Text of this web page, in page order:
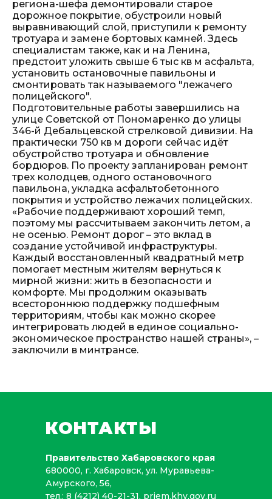
региона-шефа демонтировали старое
дорожное покрытие, обустроили новый
выравнивающий слой, приступили к ремонту
тротуара и замене бортовых камней. Здесь
специалистам также, как и на Ленина,
предстоит уложить свыше 6 тыс кв м асфальта,
установить остановочные павильоны и
смонтировать так называемого "лежачего
полицейского".
Подготовительные работы завершились на
улице Советской от Пономаренко до улицы
346-й Дебальцевской стрелковой дивизии. На
практически 750 кв м дороги сейчас идёт
обустройство тротуара и обновление
бордюров. По проекту запланирован ремонт
трех колодцев, одного остановочного
павильона, укладка асфальтобетонного
покрытия и устройство лежачих полицейских.
«Рабочие поддерживают хороший темп,
поэтому мы рассчитываем закончить летом, а
не осенью. Ремонт дорог – это вклад в
создание устойчивой инфраструктуры.
Каждый восстановленный квадратный метр
помогает местным жителям вернуться к
мирной жизни: жить в безопасности и
комфорте. Мы продолжим оказывать
всестороннюю поддержку подшефным
территориям, чтобы как можно скорее
интегрировать людей в единое социально-
экономическое пространство нашей страны», –
заключили в минтрансе.
КОНТАКТЫ
Правительство Хабаровского края
680000, г. Хабаровск, ул. Муравьева-
Амурского, 56,
тел.: 8 (4212) 40-21-31, priem.khv.gov.ru